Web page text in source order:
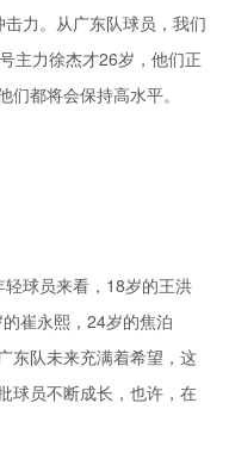
力。从广东队球员，我们
主力徐杰才26岁，他们正
都将会保持高水平。
球员来看，18岁的王洪
崔永熙，24岁的焦泊
队未来充满着希望，这
球员不断成长，也许，在